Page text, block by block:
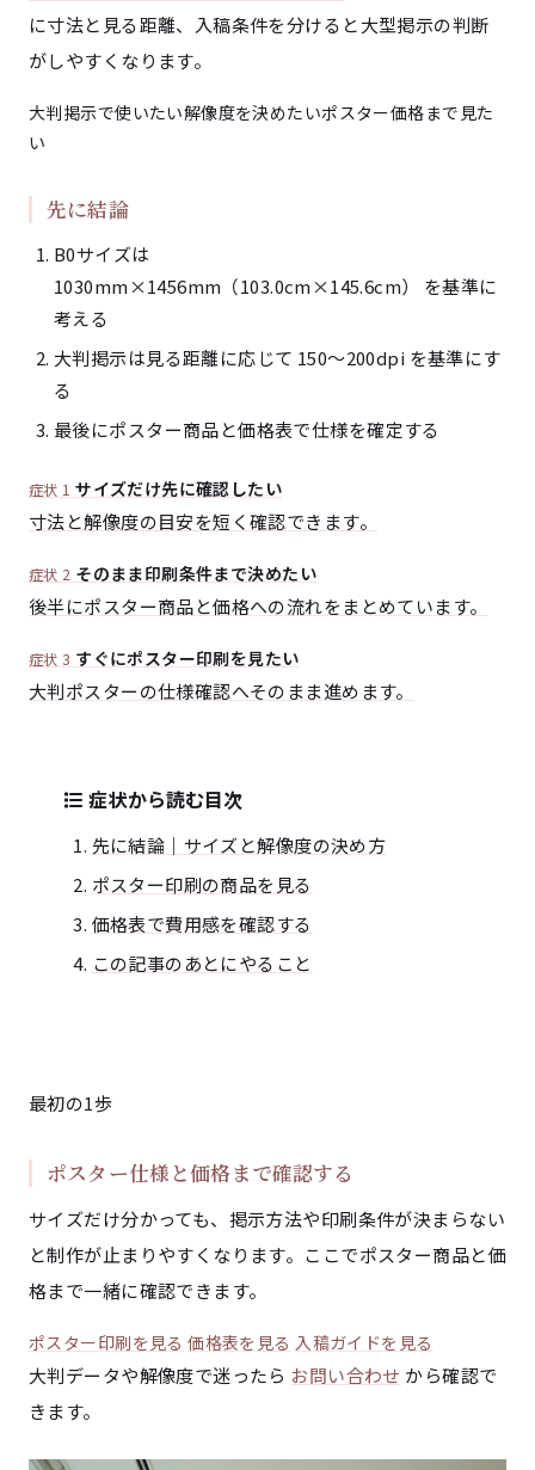
に寸法と見る距離、入稿条件を分けると大型掲示の判断
がしやすくなります。
大判掲示で使いたい解像度を決めたいポスター価格まで見た
い
先に結論
B0サイズは
1030mm×1456mm（103.0cm×145.6cm） を基準に
考える
大判掲示は見る距離に応じて 150〜200dpi を基準にす
る
最後にポスター商品と価格表で仕様を確定する
症状 1 サイズだけ先に確認したい
寸法と解像度の目安を短く確認できます。
症状 2 そのまま印刷条件まで決めたい
後半にポスター商品と価格への流れをまとめています。
症状 3 すぐにポスター印刷を見たい
大判ポスターの仕様確認へそのまま進めます。
症状から読む目次
先に結論｜サイズと解像度の決め方
ポスター印刷の商品を見る
価格表で費用感を確認する
この記事のあとにやること
最初の1歩
ポスター仕様と価格まで確認する
サイズだけ分かっても、掲示方法や印刷条件が決まらない
と制作が止まりやすくなります。ここでポスター商品と価
格まで一緒に確認できます。
ポスター印刷を見る 価格表を見る 入稿ガイドを見る
大判データや解像度で迷ったら お問い合わせ から確認で
きます。